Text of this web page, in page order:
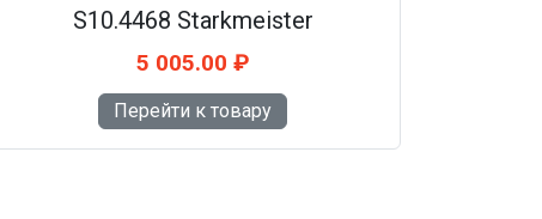
S10.4468 Starkmeister
5 005.00 ₽
Перейти к товару